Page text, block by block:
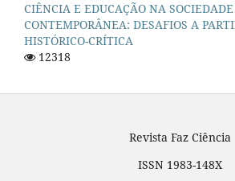
CIÊNCIA E EDUCAÇÃO NA SOCIEDADE
CONTEMPORÂNEA: DESAFIOS A
HISTÓRICO-CRÍTICA
12318
Revista Faz Ciência
ISSN 1983-148X